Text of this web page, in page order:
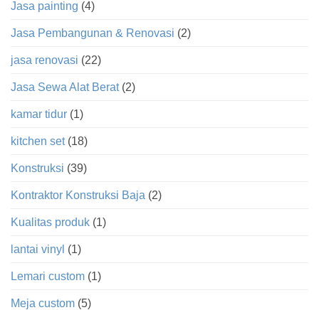
Jasa painting (4)
Jasa Pembangunan & Renovasi (2)
jasa renovasi (22)
Jasa Sewa Alat Berat(2)
kamar tidur (1)
kitchen set(18)
Konstruksi (39)
Kontraktor Konstruksi Baja (2)
Kualitas produk (1)
lantai vinyl (1)
Lemari custom (1)
Meja custom (5)